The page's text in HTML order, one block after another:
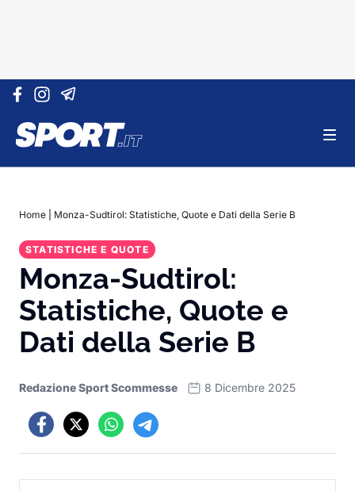
Vai al contenuto
Home Monza-Sudtirol: Statistiche, Quote e Dati della Serie B
STATISTICHE E QUOTE
Monza-Sudtirol:
Statistiche, Quote e
Dati della Serie B
Redazione Sport Scommesse 8 Dicembre 2025